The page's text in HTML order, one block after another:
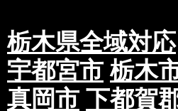
栃木県全域対応
宇都宮市 栃木
真岡市 下都賀